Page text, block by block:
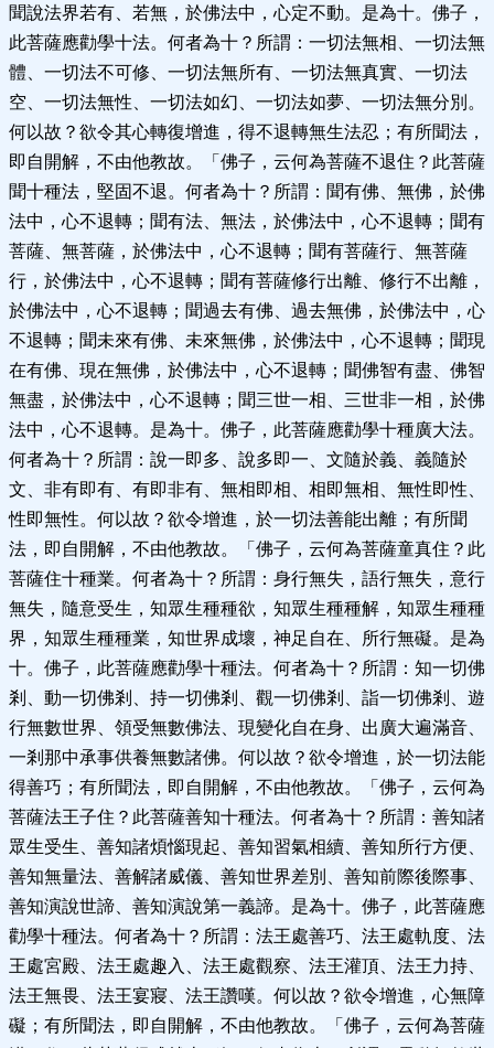
聞說法界若有、若無，於佛法中，心定不動。是為十。佛子，
此菩薩應勸學十法。何者為十？所謂：一切法無相、一切法無
體、一切法不可修、一切法無所有、一切法無真實、一切法
空、一切法無性、一切法如幻、一切法如夢、一切法無分別。
何以故？欲令其心轉復增進，得不退轉無生法忍；有所聞法，
即自開解，不由他教故。「佛子，云何為菩薩不退住？此菩薩
聞十種法，堅固不退。何者為十？所謂：聞有佛、無佛，於佛
法中，心不退轉；聞有法、無法，於佛法中，心不退轉；聞有
菩薩、無菩薩，於佛法中，心不退轉；聞有菩薩行、無菩薩
行，於佛法中，心不退轉；聞有菩薩修行出離、修行不出離，
於佛法中，心不退轉；聞過去有佛、過去無佛，於佛法中，心
不退轉；聞未來有佛、未來無佛，於佛法中，心不退轉；聞現
在有佛、現在無佛，於佛法中，心不退轉；聞佛智有盡、佛智
無盡，於佛法中，心不退轉；聞三世一相、三世非一相，於佛
法中，心不退轉。是為十。佛子，此菩薩應勸學十種廣大法。
何者為十？所謂：說一即多、說多即一、文隨於義、義隨於
文、非有即有、有即非有、無相即相、相即無相、無性即性、
性即無性。何以故？欲令增進，於一切法善能出離；有所聞
法，即自開解，不由他教故。「佛子，云何為菩薩童真住？此
菩薩住十種業。何者為十？所謂：身行無失，語行無失，意行
無失，隨意受生，知眾生種種欲，知眾生種種解，知眾生種種
界，知眾生種種業，知世界成壞，神足自在、所行無礙。是為
十。佛子，此菩薩應勸學十種法。何者為十？所謂：知一切佛
剎、動一切佛剎、持一切佛剎、觀一切佛剎、詣一切佛剎、遊
行無數世界、領受無數佛法、現變化自在身、出廣大遍滿音、
一剎那中承事供養無數諸佛。何以故？欲令增進，於一切法能
得善巧；有所聞法，即自開解，不由他教故。「佛子，云何為
菩薩法王子住？此菩薩善知十種法。何者為十？所謂：善知諸
眾生受生、善知諸煩惱現起、善知習氣相續、善知所行方便、
善知無量法、善解諸威儀、善知世界差別、善知前際後際事、
善知演說世諦、善知演說第一義諦。是為十。佛子，此菩薩應
勸學十種法。何者為十？所謂：法王處善巧、法王處軌度、法
王處宮殿、法王處趣入、法王處觀察、法王灌頂、法王力持、
法王無畏、法王宴寢、法王讚嘆。何以故？欲令增進，心無障
礙；有所聞法，即自開解，不由他教故。「佛子，云何為菩薩